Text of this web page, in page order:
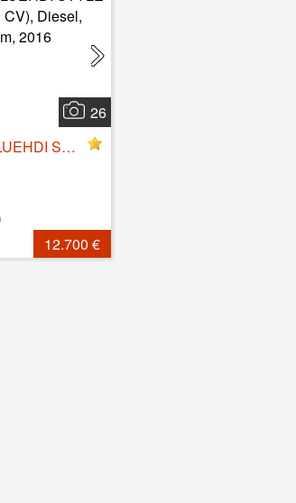
26
Peugeot 3008 1.6 BLUEHDI STYLE EAT6 120 88 KW (120 CV), Diesel, Secuencial, 124528 Km, 2016
12.700 €